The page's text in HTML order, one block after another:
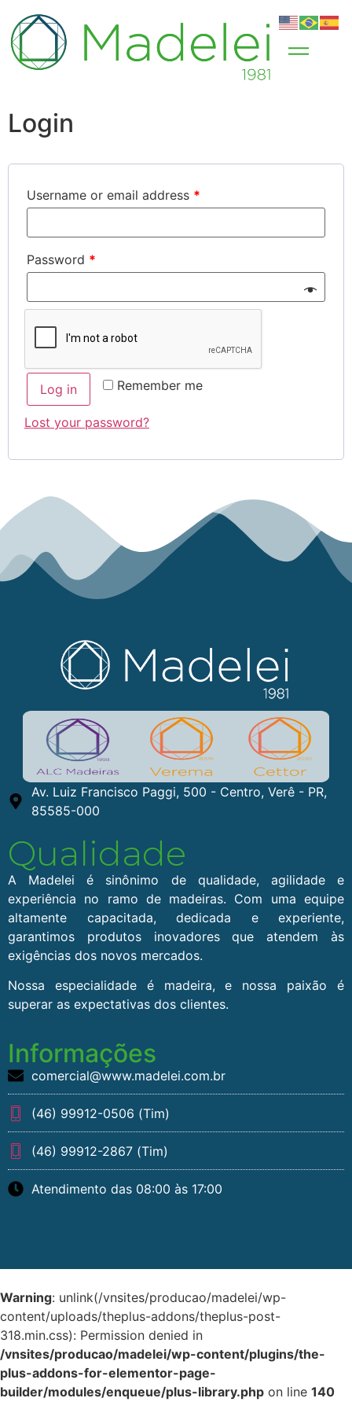
Login
Username or email address *
Password *
Remember me
Log in
Lost your password?
Av. Luiz Francisco Paggi, 500 - Centro, Verê - PR,
85585-000
Qualidade
A Madelei é sinônimo de qualidade, agilidade e
experiência no ramo de madeiras. Com uma equipe
altamente capacitada, dedicada e experiente,
garantimos produtos inovadores que atendem às
exigências dos novos mercados.
Nossa especialidade é madeira, e nossa paixão é
superar as expectativas dos clientes.
Informações
comercial@www.madelei.com.br
(46) 99912-0506 (Tim)
(46) 99912-2867 (Tim)
Atendimento das 08:00 às 17:00
Warning: unlink(/vnsites/producao/madelei/wp-
content/uploads/theplus-addons/theplus-post-
318.min.css): Permission denied in
/vnsites/producao/madelei/wp-content/plugins/the-
plus-addons-for-elementor-page-
builder/modules/enqueue/plus-library.php on line 140